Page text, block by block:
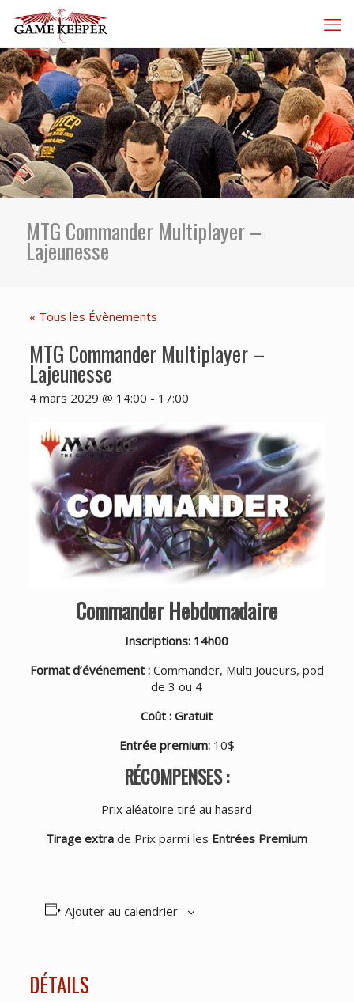
MTG Commander Multiplayer –
Lajeunesse
« Tous les Évènements
MTG Commander Multiplayer –
Lajeunesse
4 mars 2029 @ 14:00 - 17:00
Commander Hebdomadaire
Inscriptions: 14h00
Format d’événement : Commander, Multi Joueurs, pod
de 3 ou 4
Coût : Gratuit
Entrée premium:10$
RÉCOMPENSES :
Prix aléatoire tiré au hasard
Tirage extra de Prix parmi les Entrées Premium
Ajouter au calendrier
DÉTAILS